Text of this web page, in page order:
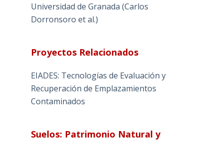
Universidad de Granada (Carlos
Dorronsoro et al.)
Proyectos Relacionados
EIADES: Tecnologías de Evaluación y
Recuperación de Emplazamientos
Contaminados
Suelos: Patrimonio Natural y